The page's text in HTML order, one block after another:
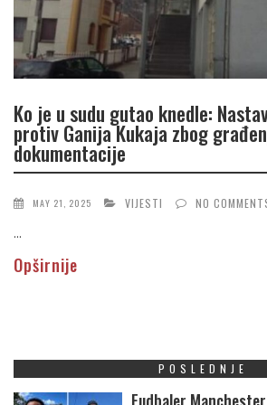
Ko je u sudu gutao knedle:
protiv Ganija Kukaja zbog
dokumentacije
MAY 21, 2025 VIJESTI NO
...
Opširnije
POSLEDNJE